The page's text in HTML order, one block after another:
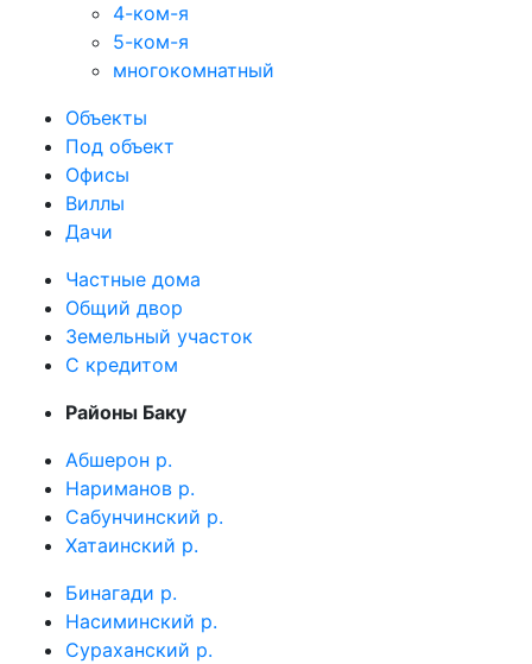
4-ком-я
5-ком-я
многокомнатный
Объекты
Под объект
Офисы
Виллы
Дачи
Частные дома
Общий двор
Земельный участок
C кредитом
Районы Баку
Абшерон р.
Нариманов р.
Сабунчинский р.
Хатаинский р.
Бинагади р.
Насиминский р.
Сураханский р.